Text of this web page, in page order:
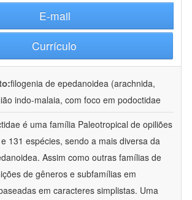
E-mail
Currículo
filogenia de epedanoidea (arachnida,
indo-malaia, com foco em podoctidae
é uma família Paleotropical de opiliões
131 espécies, sendo a mais diversa da
Assim como outras famílias de
de gêneros e subfamílias em
em caracteres simplistas. Uma